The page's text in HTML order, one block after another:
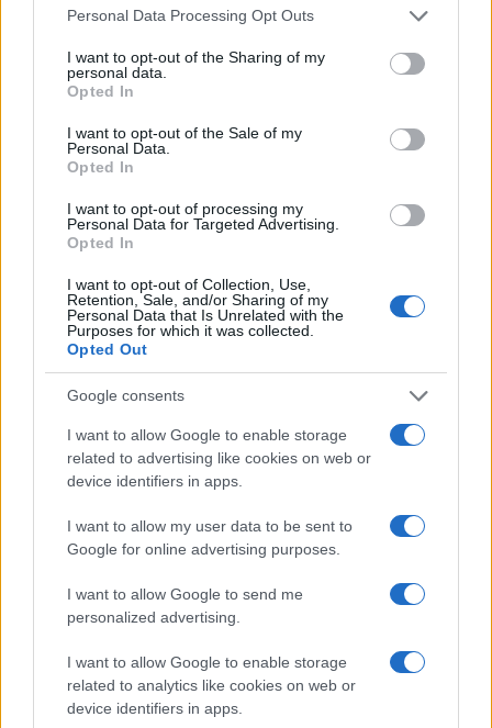
Please note that this website/app uses one or more Google
not limited to your visit or usage behaviour. You may click to
grant or deny consent to Google and its third-party tags to
use your data for below specified purposes in below Google
consent section.
Personal Data Processing Opt Outs
I want to opt-out of the Sharing of my
personal data.
Opted In
I want to opt-out of the Sale of my
Personal Data.
Opted In
I want to opt-out of processing my
Personal Data for Targeted Advertising.
Opted In
I want to opt-out of Collection, Use,
Retention, Sale, and/or Sharing of my
Personal Data that Is Unrelated with the
Purposes for which it was collected.
Opted Out
Google consents
I want to allow Google to enable storage
related to advertising like cookies on web or
device identifiers in apps.
I want to allow my user data to be sent to
Google for online advertising purposes.
I want to allow Google to send me
personalized advertising.
I want to allow Google to enable storage
related to analytics like cookies on web or
device identifiers in apps.
Linda Pellegrini
Linda Pellegrini ha raccontato da Genova il
portuale entrando in Comune per un'intervista
decisiva; è caporedattore con responsabilità
redazione inchieste su memoria locale.
Laureata all'Università di Genova, conserva
un archivio di fotografie d'epoca della città.